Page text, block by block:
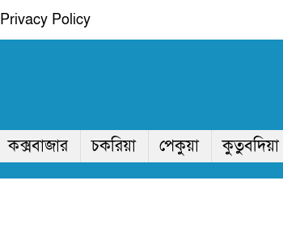
Privacy Policy
কক্সবাজার চকরিয়া পেকুয়া কুতুবদিয়া